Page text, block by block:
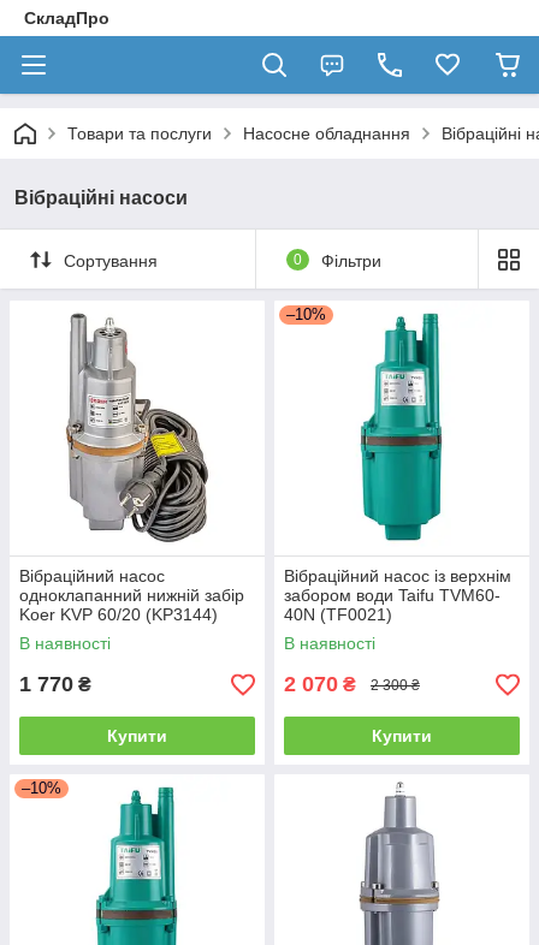
СкладПро
Товари та послуги Насосне обладнання Вібраційні
Вібраційні насоси
Сортування 0 Фільтри
Вібраційний насос
одноклапанний нижній забір
Koer KVP 60/20 (KP3144)
В наявності
1 770 ₴
Купити
–10%
Вібраційний насос із верхнім
забором води Taifu TVM60-
40N (TF0021)
В наявності
2 070 ₴ 2 300 ₴
Купити
–10%